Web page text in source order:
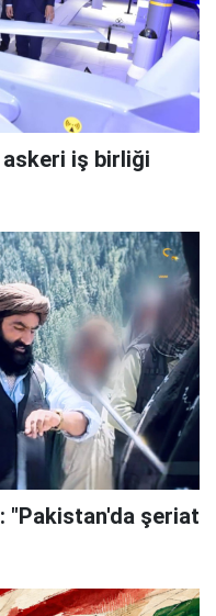
iş birliği
"Pakistan'da şeriat